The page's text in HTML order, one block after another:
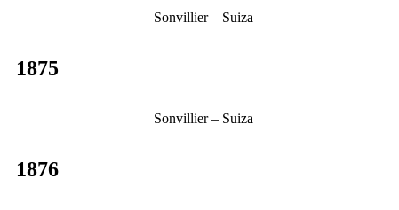
Sonvillier – Suiza
1875
Sonvillier – Suiza
1876